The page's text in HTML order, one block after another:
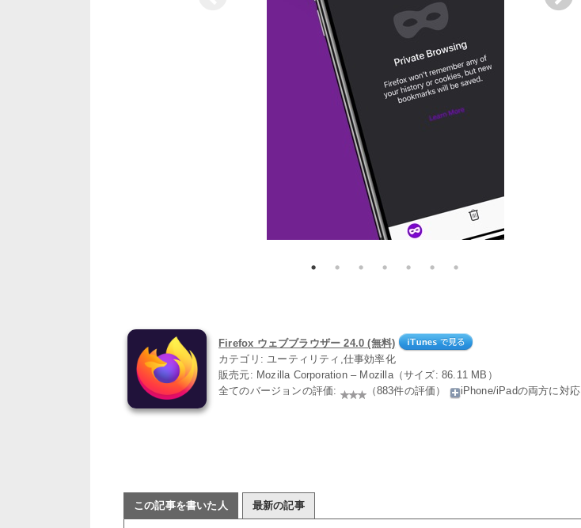
Firefox ウェブブラウザー 24.0 (無料)
カテゴリ: ユーティリティ,仕事効率化
販売元: Mozilla Corporation – Mozilla（サイズ: 86.11 MB）
全てのバージョンの評価:
（883件の評価） iPhone/iPadの両方に対応
この記事を書いた人 最新の記事